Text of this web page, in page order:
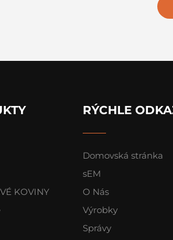
KOVINY
RÝCHLE
Domovská stránka
sEM
O Nás
Výrobky
Správy